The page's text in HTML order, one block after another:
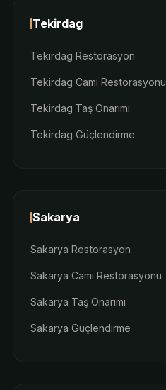
Tekirdag
Tekirdag Restorasyon
Tekirdag Cami Restorasyonu
Tekirdag Taş Onarımı
Tekirdag Güçlendirme
Sakarya
Sakarya Restorasyon
Sakarya Cami Restorasyonu
Sakarya Taş Onarımı
Sakarya Güçlendirme